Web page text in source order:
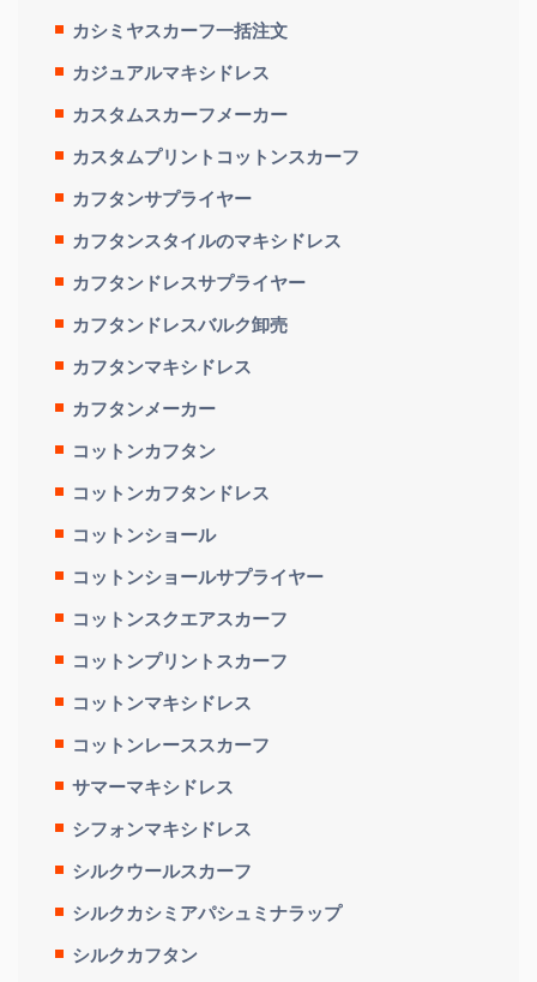
カシミヤスカーフ一括注文
カジュアルマキシドレス
カスタムスカーフメーカー
カスタムプリントコットンスカーフ
カフタンサプライヤー
カフタンスタイルのマキシドレス
カフタンドレスサプライヤー
カフタンドレスバルク卸売
カフタンマキシドレス
カフタンメーカー
コットンカフタン
コットンカフタンドレス
コットンショール
コットンショールサプライヤー
コットンスクエアスカーフ
コットンプリントスカーフ
コットンマキシドレス
コットンレーススカーフ
サマーマキシドレス
シフォンマキシドレス
シルクウールスカーフ
シルクカシミアパシュミナラップ
シルクカフタン